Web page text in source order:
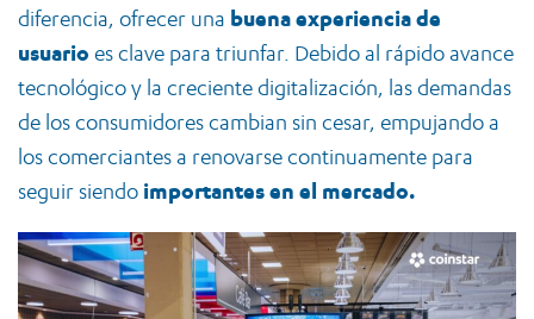
diferencia, ofrecer una buena experiencia de
usuario es clave para triunfar. Debido al rápido avance
tecnológico y la creciente digitalización, las demandas
de los consumidores cambian sin cesar, empujando a
los comerciantes a renovarse continuamente para
seguir siendo importantes en el mercado.